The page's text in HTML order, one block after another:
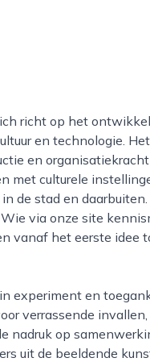
en technologie.
en
met culturele
de stad en
via onze site
vanaf het eerste idee
verrassende
nadruk op
uit de beeldende